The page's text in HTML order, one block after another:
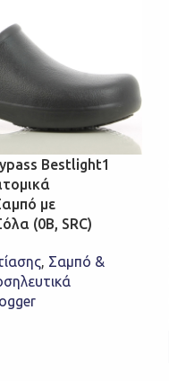
Bestlight1
με
(0B, SRC)
, Σαμπό &